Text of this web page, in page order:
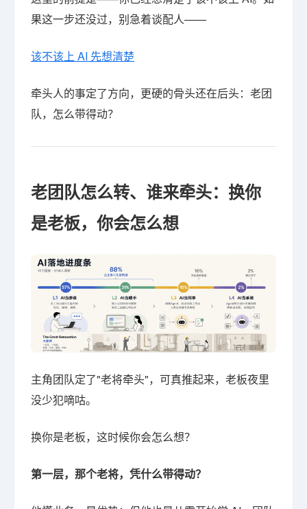
果这一步还没过，别急着谈配人——
该不该上 AI 先想清楚
牵头人的事定了方向，更硬的骨头还在后头：老团
队，怎么带得动？
老团队怎么转、谁来牵头：换你
是老板，你会怎么想
主角团队定了"老将牵头"，可真推起来，老板夜里
没少犯嘀咕。
换你是老板，这时候你会怎么想？
第一层，那个老将，凭什么带得动？